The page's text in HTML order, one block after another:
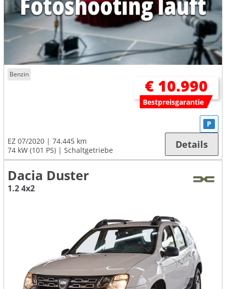
Benzin
€ 10.990
Bestpreisgarantie
EZ 07/2020
74.445 km
74 kW (101 PS)
Schaltgetriebe
P
Details
Dacia Duster
1.2 4x2